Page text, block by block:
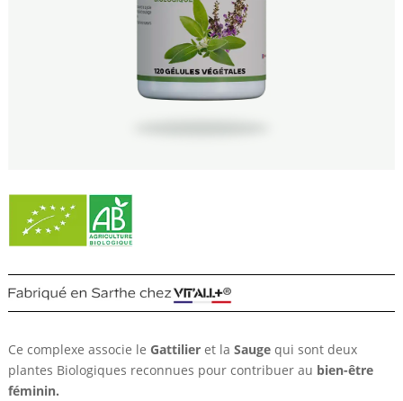
Ce complexe associe le Gattilieret la Sauge qui sont deux
plantes Biologiques reconnues pour contribuer au bien-être
féminin.